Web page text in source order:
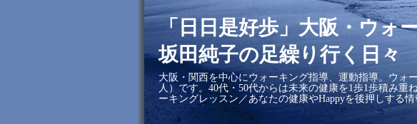
「日日是好歩」大阪・ウ
坂田純子の足繰り行く日々
大阪・関西を中心にウォーキング指導、運動指導。ウォ
人）です。40代・50代からは未来の健康を1歩1歩積み
ーキングレッスン／あなたの健康やHappyを後押しする